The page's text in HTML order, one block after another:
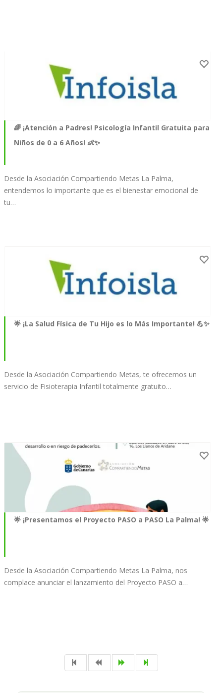
🌈 ¡Atención a Padres! Psicología Infantil Gratuita para
Niños de 0 a 6 Años! 👶✨
Desde la Asociación Compartiendo Metas La Palma,
entendemos lo importante que es el bienestar emocional de
tu…
🌟 ¡La Salud Física de Tu Hijo es lo Más Importante! 💪✨
Desde la Asociación Compartiendo Metas, te ofrecemos un
servicio de Fisioterapia Infantil totalmente gratuito…
🌟 ¡Presentamos el Proyecto PASO a PASO La Palma! 🌟
Desde la Asociación Compartiendo Metas La Palma, nos
complace anunciar el lanzamiento del Proyecto PASO a…